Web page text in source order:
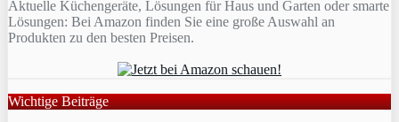
Aktuelle Küchengeräte, Lösungen für Haus und Garten oder smarte
Lösungen: Bei Amazon finden Sie eine große Auswahl an
Produkten zu den besten Preisen.
Wichtige Beiträge